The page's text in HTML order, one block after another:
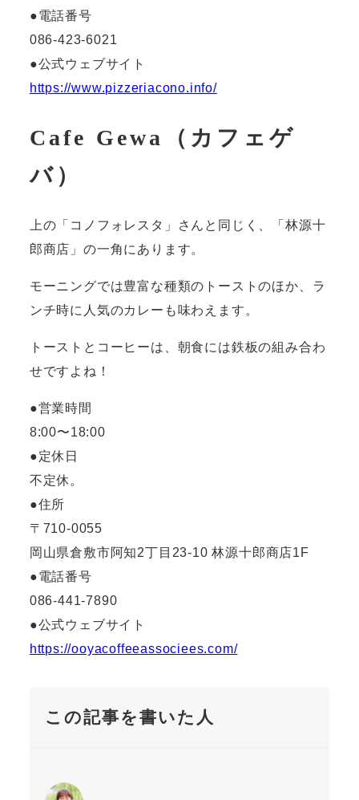
●電話番号
086-423-6021
●公式ウェブサイト
https://www.pizzeriacono.info/
Cafe Gewa（カフェゲ
バ）
上の「コノフォレスタ」さんと同じく、「林源十
郎商店」の一角にあります。
モーニングでは豊富な種類のトーストのほか、ラ
ンチ時に人気のカレーも味わえます。
トーストとコーヒーは、朝食には鉄板の組み合わ
せですよね！
●営業時間
8:00〜18:00
●定休日
不定休。
●住所
〒710-0055
岡山県倉敷市阿知2丁目23-10 林源十郎商店1F
●電話番号
086-441-7890
●公式ウェブサイト
https://ooyacoffeeassociees.com/
この記事を書いた人